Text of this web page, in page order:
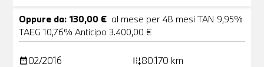
Oppure da: 130,00 € al mese per 48 mesi TAN 9,95%
TAEG 10,76% Anticipo 3.400,00 €
date_range02/2016 add_road80.170 km